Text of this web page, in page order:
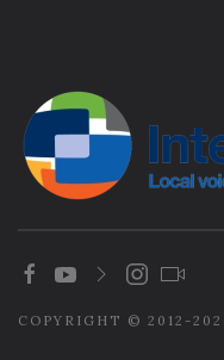
COPYRIGHT © 2012-